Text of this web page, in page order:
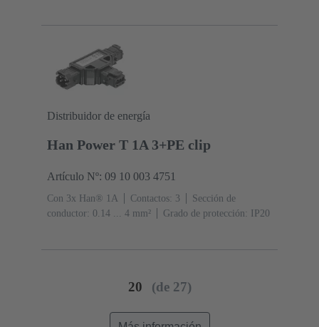
Distribuidor de energía
Han Power T 1A 3+PE clip
Artículo Nº: 09 10 003 4751
Con 3x Han® 1A Contactos: 3
Sección de
conductor: 0.14 ... 4 mm²
Grado de protección: IP20
20 (de 27)